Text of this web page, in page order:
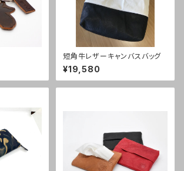
短角牛レザーキャンバスバッグ
¥19,580